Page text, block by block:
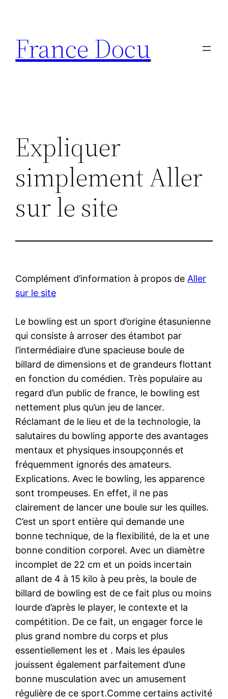
contenu
France Docu
Expliquer
simplement Aller
sur le site
Complément d’information à propos de Aller
sur le site
Le bowling est un sport d’origine étasunienne
qui consiste à arroser des étambot par
l’intermédiaire d’une spacieuse boule de
billard de dimensions et de grandeurs flottant
en fonction du comédien. Très populaire au
regard d’un public de france, le bowling est
nettement plus qu’un jeu de lancer.
Réclamant de le lieu et de la technologie, la
salutaires du bowling apporte des avantages
mentaux et physiques insoupçonnés et
fréquemment ignorés des amateurs.
Explications. Avec le bowling, les apparence
sont trompeuses. En effet, il ne pas
clairement de lancer une boule sur les quilles.
C’est un sport entière qui demande une
bonne technique, de la flexibilité, de la et une
bonne condition corporel. Avec un diamètre
incomplet de 22 cm et un poids incertain
allant de 4 à 15 kilo à peu près, la boule de
billard de bowling est de ce fait plus ou moins
lourde d’après le player, le contexte et la
compétition. De ce fait, un engager force le
plus grand nombre du corps et plus
essentiellement les et . Mais les épaules
jouissent également parfaitement d’une
bonne musculation avec un amusement
régulière de ce sport.Comme certains activité